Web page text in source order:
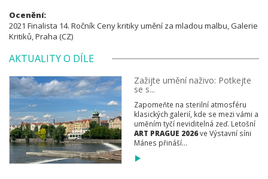
Ocenění:
2021 Finalista 14. Ročník Ceny kritiky umění za mladou malbu, Galerie
Kritiků, Praha (CZ)
AKTUALITY O DÍLE
Zažijte umění naživo: Potkejte
se s...
Zapomeňte na sterilní atmosféru
klasických galerií, kde se mezi vámi a
uměním tyčí neviditelná zeď. Letošní
ART PRAGUE 2026ve Výstavní síni
Mánes přináší...